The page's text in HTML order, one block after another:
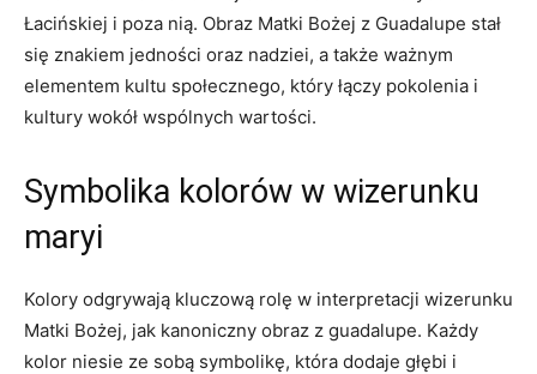
⁢Łacińskiej i poza nią. Obraz Matki ‍Bożej z Guadalupe stał
się znakiem jedności oraz nadziei, a także ważnym
elementem ​kultu społecznego, który⁤ łączy pokolenia i
kultury wokół wspólnych⁤ wartości.
Symbolika kolorów w wizerunku⁢
maryi
Kolory odgrywają kluczową rolę w ⁢interpretacji wizerunku
Matki Bożej, jak kanoniczny obraz‍ z guadalupe. Każdy
kolor niesie ze ⁤sobą symbolikę, która dodaje ‍głębi i